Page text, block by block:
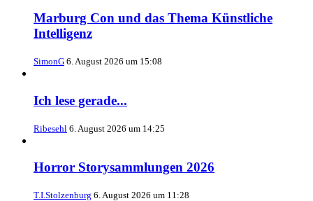
Marburg Con und das Thema Künstliche
Intelligenz
SimonG 6. August 2026 um 15:08
Ich lese gerade...
Ribesehl 6. August 2026 um 14:25
Horror Storysammlungen 2026
T.I.Stolzenburg 6. August 2026 um 11:28